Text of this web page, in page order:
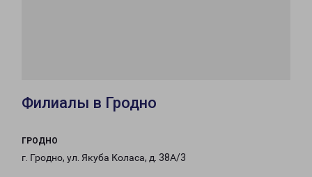
Филиалы в Гродно
ГРОДНО
г. Гродно, ул. Якуба Коласа, д. 38А/3